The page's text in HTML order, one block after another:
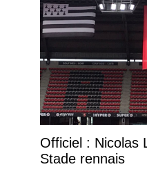
Officiel : Nicolas
Stade rennais